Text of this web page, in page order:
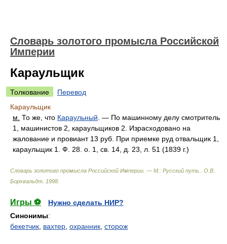
Словарь золотого промысла Российской
Империи
Караульщик
Толкование
Перевод
Караульщик
м. То же, что Караульный . — По машинному делу смотритель
1, машинистов 2, караульщиков 2. Израсходовано на
жалование и провиант 13 руб. При приемке руд отвальщик 1,
караульщик 1. Ф. 28. о. 1, св. 14, д. 23, л. 51 (1839 г.)
Словарь золотого промысла Российской Империи. — М.: Русский путь.
О.В.
Борхвальдт 1998
Игры ⚽
Нужно сделать НИР?
Синонимы:
бекетчик вахтер охранник сторож